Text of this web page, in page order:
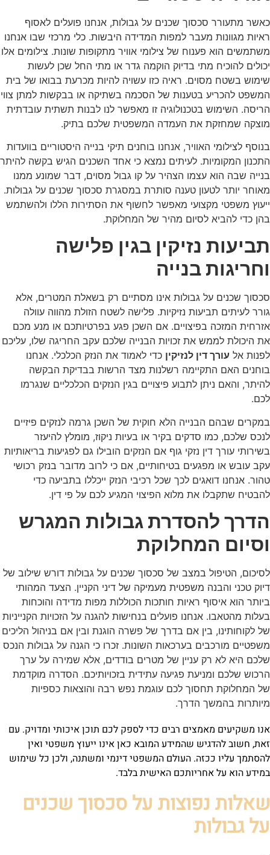
כאשר מתעורר סכסוך שכנים על גבולות, אנחנו פועלים לאסוף
ראיות מגוונות מעבר למפות המדידה היבשות. כלי מרכזי שבו אנחנו
משתמשים הוא פענוח של צילומי אוויר מתקופות שונות. צילומים אלו
יכולים להוכיח מתי בדיוק הוקמה גדר או מתי החל שכן לעשות
שימוש בשטח מסוים. ראיה כזו עשויה להיות מכרעת בבואו של בית
המשפט להכריע בטענות של הסכמה בשתיקה או בבקשות למתן צווי
הריסה. השימוש בטכנולוגיה זו מאפשר לנו לבנות תשתית עובדתית
מוצקה שמחזקת את העמדה המשפטית שלכם בתיק.
בנוסף לצילומי האוויר, אנחנו בוחנים תיקי בנייה היסטוריים בוועדות
התכנון המקומיות. לעיתים נמצא כי אחד השכנים הגיש בקשה להיתר
בנייה שבה הוא עצמו הצהיר על קו גבול מסוים, דבר שמונע ממנו
מאוחר יותר לטעון טענה סותרת במסגרת סכסוך שכנים על גבולות.
ייעוץ משפטי מקצועי מאפשר לחשוף את הסתירות הללו ולהשתמש
בהן כדי להביא לסיום מהיר של המחלוקת.
תביעות נזיקין בגין פלישה
וחריגות בנייה
סכסוך שכנים על גבולות אינו מסתיים רק בשאלת המטרים, אלא
גורר לעיתים תביעות נזיקיות. פלישה לשטח הזולת מהווה עוולה
אזרחית המזכה בפיצויים. אם השכן פגע בפרטיותכם או מנע מכם
את היכולת לממש את זכויות הבנייה שלכם עקב החריגה שלו, עליכם
לפנות אל עורך דין לנזיקין כדי לאמוד את הנזק הכלכלי. אנחנו
בוחנים האם התקיימה רשלנות מצד הרשות בבדיקת הבקשה
להיתר, והאם ניתן לתבוע פיצויים בגין הנזקים הכלכליים שנגרמו
לכם.
במקרים שבהם הבנייה הלא חוקית של השכן גרמה לנזקים פיזיים
לנכס שלכם, כמו סדקים בקיר או בעיות ניקוז, מומלץ להיעזר
בשירותי עורך דין נזקי גוף אם הנזקים הובילו גם לפגיעות בריאותיות
עקב עובש או מפגעים בטיחותיים, אם כי לרוב מדובר בנזק רכושי
טהור. אנחנו דואגים לכך שכל רכיבי הנזק ייכללו בתביעה כדי
להבטיח שתקבלו את מלוא הפיצוי המגיע לכם על פי דין.
הדרך להסדרת גבולות המגרש
וסיום המחלוקת
לסיכום, הטיפול במצב של סכסוך שכנים על גבולות דורש שילוב של
דיוק טכני והבנה משפטית מעמיקה של דיני הקניין. הצעד המהותי
ביותר הוא איסוף ראיות חותכות הכוללות מפות מדידה והוכחות
בעלות מהטאבו. אנחנו פועלים בנחישות להגנה על הזכויות הקנייניות
של לקוחותינו, בין אם בדרך של פשרה הוגנת ובין אם בניהול הליכים
משפטיים מורכבים בערכאות השונות. זכרו כי הגנה על גבולות הנכס
שלכם היא לא רק עניין של מטרים בודדים, אלא שמירה על ערך
הרכוש שלכם ומניעת פגיעה עתידית בזכויותיכם. הסדרה מוקדמת
של המחלוקת תחסוך לכם עוגמת נפש רבה והוצאות כספיות
מיותרות בהמשך הדרך.
אנו משקיעים מאמצים רבים כדי לספק לכם תוכן איכותי ומדויק. עם
זאת, חשוב להדגיש שהמידע המובא כאן אינו ייעוץ משפטי ואין
להסתמך עליו ככזה. העולם המשפטי דינמי ומשתנה, ולכן כל שימוש
במידע הוא על אחריותכם האישית בלבד.
שאלות נפוצות על סכסוך שכנים
על גבולות